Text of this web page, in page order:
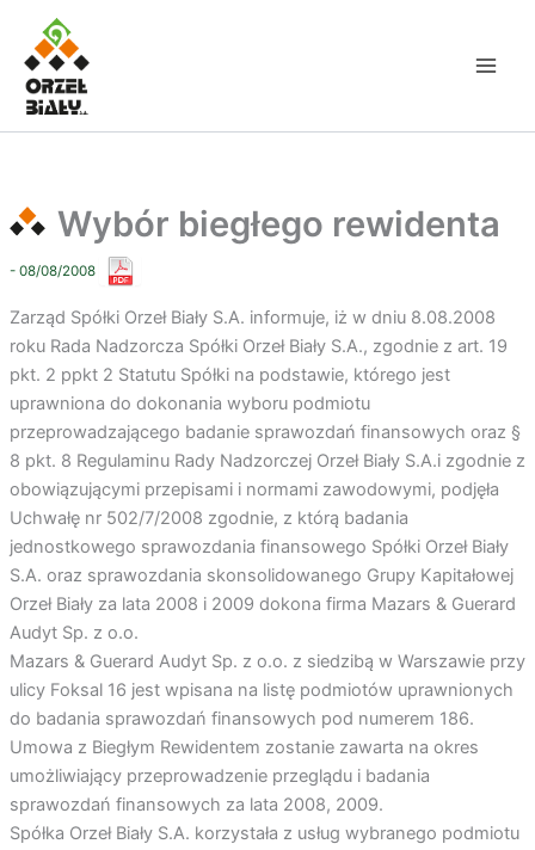
Przejdź
treści
Wybór biegłego rewidenta
- 08/08/2008
Zarząd Spółki Orzeł Biały S.A. informuje, iż w dniu 8.08.2008
roku Rada Nadzorcza Spółki Orzeł Biały S.A., zgodnie z art. 19
pkt. 2 ppkt 2 Statutu Spółki na podstawie, którego jest
uprawniona do dokonania wyboru podmiotu
przeprowadzającego badanie sprawozdań finansowych oraz §
8 pkt. 8 Regulaminu Rady Nadzorczej Orzeł Biały S.A.i zgodnie z
obowiązującymi przepisami i normami zawodowymi, podjęła
Uchwałę nr 502/7/2008 zgodnie, z którą badania
jednostkowego sprawozdania finansowego Spółki Orzeł Biały
S.A. oraz sprawozdania skonsolidowanego Grupy Kapitałowej
Orzeł Biały za lata 2008 i 2009 dokona firma Mazars & Guerard
Audyt Sp. z o.o.
Mazars & Guerard Audyt Sp. z o.o. z siedzibą w Warszawie przy
ulicy Foksal 16 jest wpisana na listę podmiotów uprawnionych
do badania sprawozdań finansowych pod numerem 186.
Umowa z Biegłym Rewidentem zostanie zawarta na okres
umożliwiający przeprowadzenie przeglądu i badania
sprawozdań finansowych za lata 2008, 2009.
Spółka Orzeł Biały S.A. korzystała z usług wybranego podmiotu